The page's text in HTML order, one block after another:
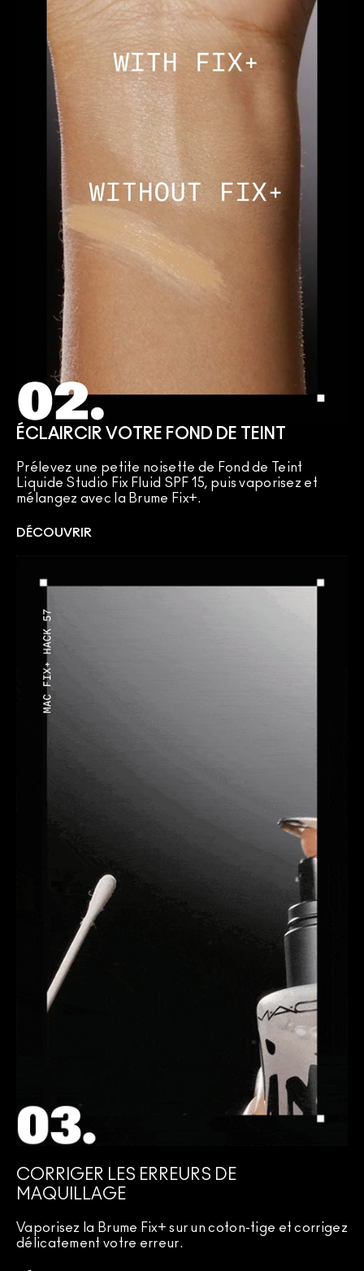
ÉCLAIRCIR VOTRE FOND DE TEINT
Prélevez une petite noisette de Fond de Teint
Liquide Studio Fix Fluid SPF 15, puis vaporisez et
mélangez avec la Brume Fix+.
DÉCOUVRIR
CORRIGER LES ERREURS DE
MAQUILLAGE
Vaporisez la Brume Fix+ sur un coton-tige et corrigez
délicatement votre erreur.